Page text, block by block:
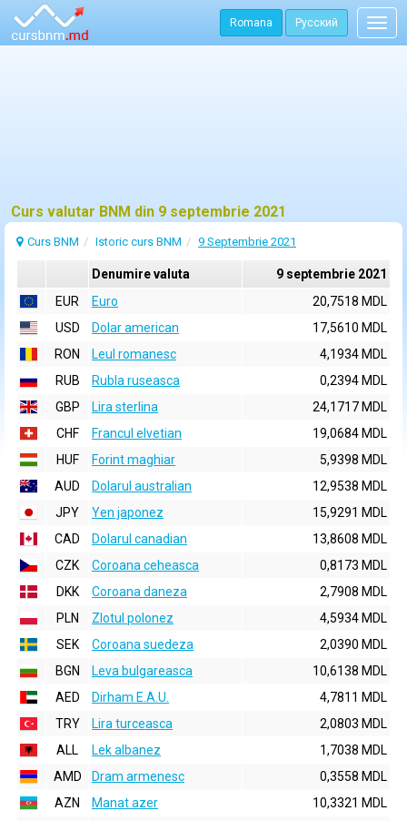
Romana Русский
Curs valutar BNM din 9 septembrie 2021
Curs BNM Istoric curs BNM 9 Septembrie 2021
Denumire valuta
9 septembrie 2021
EUR
Euro
20,7518 MDL
USD
Dolar american
17,5610 MDL
RON
Leul romanesc
4,1934 MDL
RUB
Rubla ruseasca
0,2394 MDL
GBP
Lira sterlina
24,1717 MDL
CHF
Francul elvetian
19,0684 MDL
HUF
Forint maghiar
5,9398 MDL
AUD
Dolarul australian
12,9538 MDL
JPY
Yen japonez
15,9291 MDL
CAD
Dolarul canadian
13,8608 MDL
CZK
Coroana ceheasca
0,8173 MDL
DKK
Coroana daneza
2,7908 MDL
PLN
Zlotul polonez
4,5934 MDL
SEK
Coroana suedeza
2,0390 MDL
BGN
Leva bulgareasca
10,6138 MDL
AED
Dirham E.A.U.
4,7811 MDL
TRY
Lira turceasca
2,0803 MDL
ALL
Lek albanez
1,7038 MDL
AMD
Dram armenesc
0,3558 MDL
AZN
Manat azer
10,3321 MDL